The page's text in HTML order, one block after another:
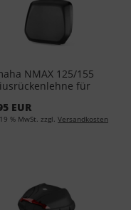
NMAX 125/155
für
00-00
EUR
% MwSt. zzgl. Versandkosten